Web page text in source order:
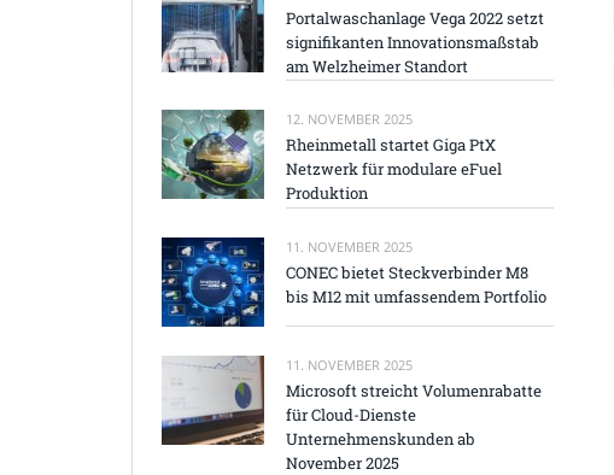
Portalwaschanlage Vega 2022 setzt
signifikanten Innovationsmaßstab
am Welzheimer Standort
12. NOVEMBER 2025
Rheinmetall startet Giga PtX
Netzwerk für modulare eFuel
Produktion
11. NOVEMBER 2025
CONEC bietet Steckverbinder M8
bis M12 mit umfassendem Portfolio
11. NOVEMBER 2025
Microsoft streicht Volumenrabatte
für Cloud-Dienste
Unternehmenskunden ab
November 2025